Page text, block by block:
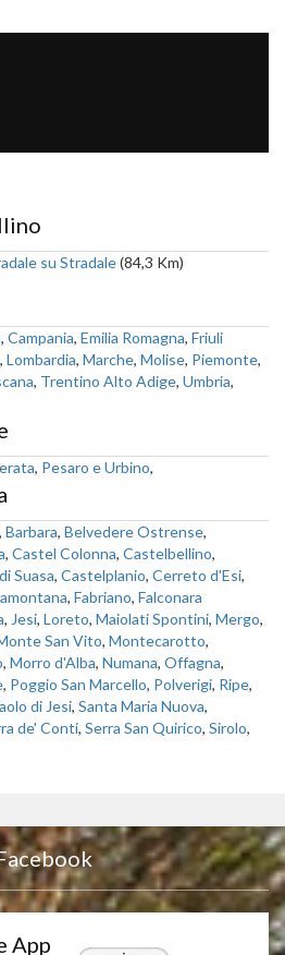
su Stradale(84,3 Km)
, Campania, Emilia Romagna, Friuli
, Lombardia, Marche, Molise, Piemonte,
, Trentino Alto Adige, Umbria,
, Pesaro e Urbino,
, Barbara, Belvedere Ostrense,
, Castel Colonna, Castelbellino,
Suasa, Castelplanio, Cerreto d'Esi,
, Fabriano, Falconara
, Jesi, Loreto, Maiolati Spontini, Mergo,
San Vito, Montecarotto,
, Morro d'Alba, Numana, Offagna,
, Poggio San Marcello, Polverigi, Ripe,
di Jesi, Santa Maria Nuova,
de' Conti, Serra San Quirico, Sirolo,
App